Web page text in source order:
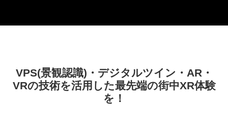
VPS(景観認識)・デジタルツイン・AR・
VRの技術を活用した最先端の街中XR体験
を！